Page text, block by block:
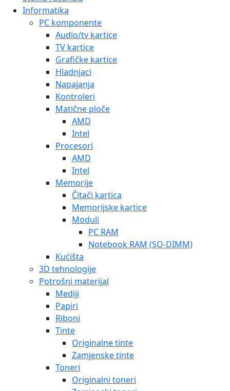
Informatika
PC komponente
Audio/tv kartice
TV kartice
Grafičke kartice
Hladnjaci
Napajanja
Kontroleri
Matične ploče
AMD
Intel
Procesori
AMD
Intel
Memorije
Čitači kartica
Memorijske kartice
Moduli
PC RAM
Notebook RAM (SO-DIMM)
Kućišta
3D tehnologije
Potrošni materijal
Mediji
Papiri
Riboni
Tinte
Originalne tinte
Zamjenske tinte
Toneri
Originalni toneri